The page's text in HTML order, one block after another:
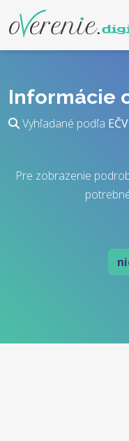
Informácie
Vyhľadané podľa EČV
Pre zobrazenie